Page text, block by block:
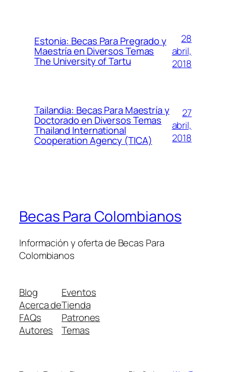
Estonia: Becas Para Pregrado y
Maestría en Diversos Temas
The University of Tartu
28
abril,
2018
Tailandia: Becas Para Maestría y
Doctorado en Diversos Temas
Thailand International
Cooperation Agency (TICA)
27
abril,
2018
Becas Para Colombianos
Información y oferta de Becas Para
Colombianos
Blog
Acerca de
FAQs
Autores
Eventos
Tienda
Patrones
Temas